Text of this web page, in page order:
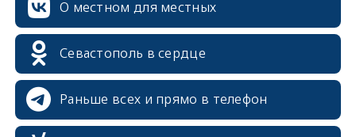
О местном для местных
Севастополь в сердце
Раньше всех и прямо в телефон